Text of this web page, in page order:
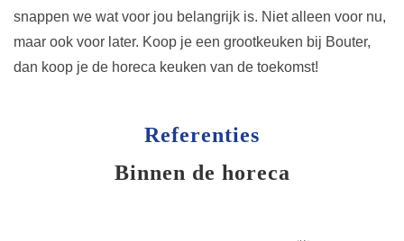
snappen we wat voor jou belangrijk is. Niet alleen voor nu,
maar ook voor later. Koop je een grootkeuken bij Bouter,
dan koop je de horeca keuken van de toekomst!
Referenties
Binnen de horeca